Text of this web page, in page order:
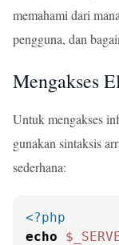
memahami dari
pengguna, dan
Mengakses
Untuk mengakses
gunakan sintaksis
sederhana:
<?php
echo